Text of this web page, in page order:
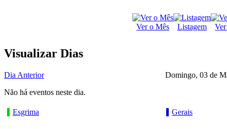
Ver o Mês Listagem
Visualizar Dias
Dia Anterior
Domingo, 03 de
Não há eventos neste dia.
Esgrima Gerais